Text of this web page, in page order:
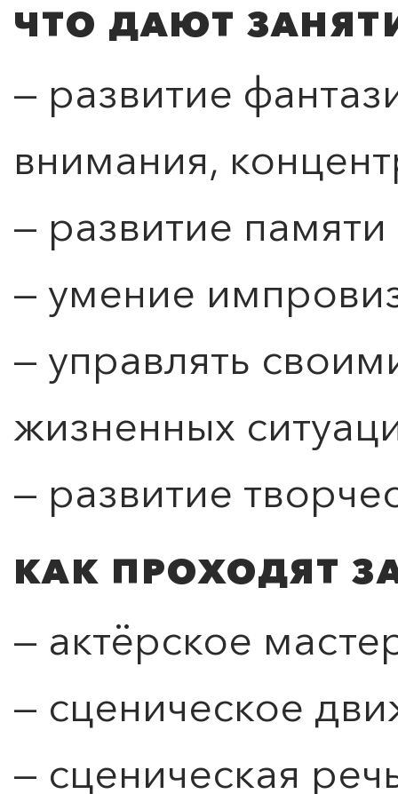
ПОИСК ПО МЕРОПРИЯТИЯМ
ЧТО ДАЮТ
— развитие
внимания,
— развитие
— умение
— управлять
жизненных
— развитие
КАК ПРОХОДЯТ
— актёрское
— сценическое
— сценическая